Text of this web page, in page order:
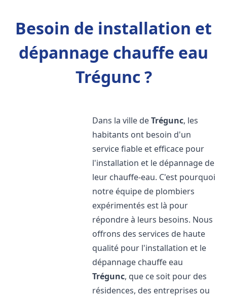
Besoin de installation et
dépannage chauffe eau
Trégunc ?
Dans la ville deTrégunc, les
habitants ont besoin d'un
service fiable et efficace pour
l'installation et le dépannage de
leur chauffe-eau. C'est pourquoi
notre équipe de plombiers
expérimentés est là pour
répondre à leurs besoins. Nous
offrons des services de haute
qualité pour l'installation et le
dépannage chauffe eau
Trégunc, que ce soit pour des
résidences, des entreprises ou